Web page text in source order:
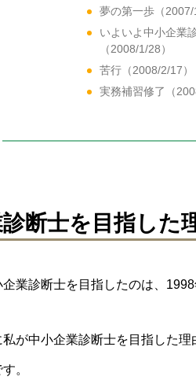
夢の第一歩（2007/
いよいよ中小企業
（2008/1/28）
苦行（2008/2/17）
実務補習修了（
断士を目指した
業診断士を目指したのは、1998
が中小企業診断士を目指した
。